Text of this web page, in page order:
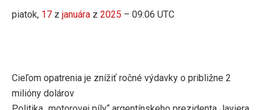
piatok, 17 z januára z 2025 – 09:06 UTC
Cieľom opatrenia je znížiť ročné výdavky o približne 2
milióny dolárov